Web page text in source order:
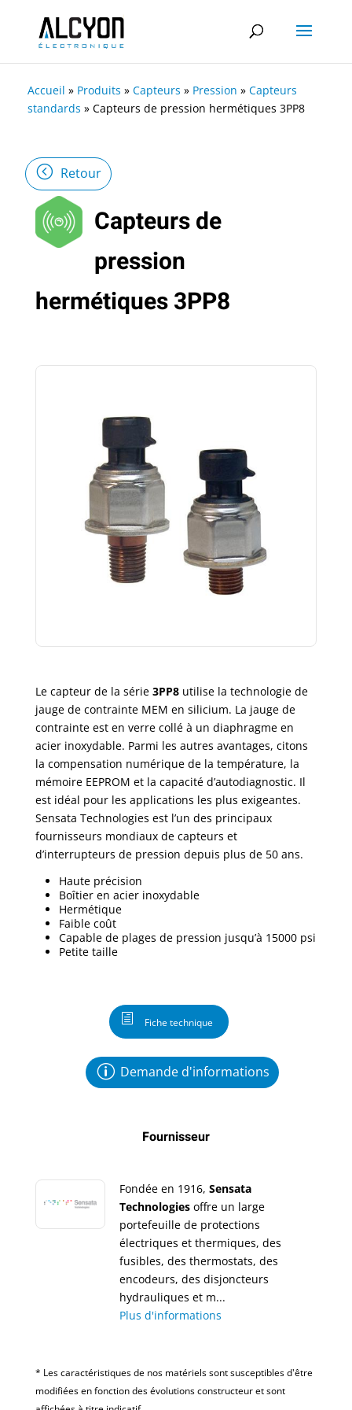
Accueil » Produits » Capteurs » Pression » Capteurs
standards » Capteurs de pression hermétiques 3PP8
Retour
Capteurs de
pression
hermétiques 3PP8
Le capteur de la série 3PP8utilise la technologie de
jauge de contrainte MEM en silicium. La jauge de
contrainte est en verre collé à un diaphragme en
acier inoxydable. Parmi les autres avantages, citons
la compensation numérique de la température, la
mémoire EEPROM et la capacité d’autodiagnostic. Il
est idéal pour les applications les plus exigeantes.
Sensata Technologies est l’un des principaux
fournisseurs mondiaux de capteurs et
d’interrupteurs de pression depuis plus de 50 ans.
Haute précision
Boîtier en acier inoxydable
Hermétique
Faible coût
Capable de plages de pression jusqu’à 15000 psi
Petite taille
Fiche technique
Demande d'informations
Fournisseur
Fondée en 1916, Sensata
Technologies offre un large
portefeuille de protections
électriques et thermiques, des
fusibles, des thermostats, des
encodeurs, des disjoncteurs
hydrauliques et m...
Plus d'informations
* Les caractéristiques de nos matériels sont susceptibles d'être
modifiées en fonction des évolutions constructeur et sont